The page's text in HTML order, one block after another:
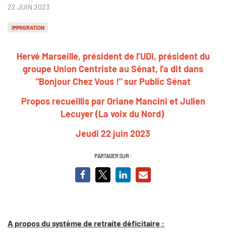
22 JUIN 2023
IMMIGRATION
Hervé Marseille, président de l’UDI, président du
groupe Union Centriste au Sénat, l'a dit dans
"Bonjour Chez Vous !" sur Public Sénat
Propos recueillis par Oriane Mancini et Julien
Lecuyer (La voix du Nord)
Jeudi 22 juin 2023
PARTAGER SUR :
A propos du système de retraite déficitaire :